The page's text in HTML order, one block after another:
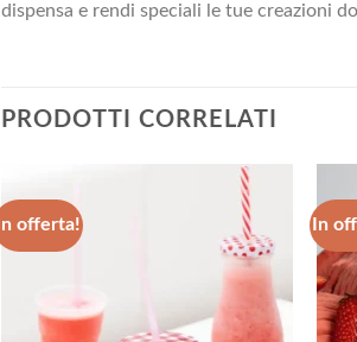
dispensa e rendi speciali le tue creazioni
PRODOTTI CORRELATI
In offerta!
Aggiungi
alla lista
dei
desideri
In